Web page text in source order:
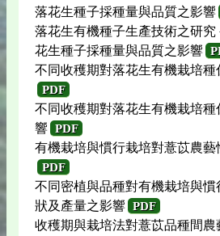
落花生種子採種量與品質之影響
落花生有機種子生產技術之研
花生種子採種量與品質之影響
不同收穫期對落花生有機栽培
PDF
不同收穫期對落花生有機栽培
響 PDF
有機栽培與慣行栽培對薏苡農
PDF
不同密植與品種對有機栽培與慣
狀及產量之影響 PDF
收穫期與栽培法對薏苡品種間